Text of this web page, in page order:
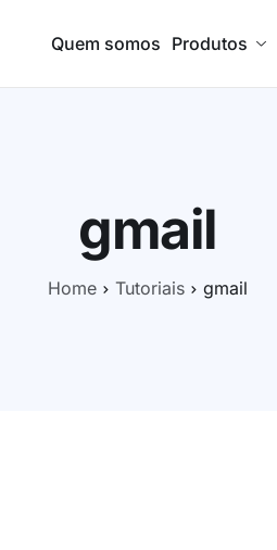
Quem somos Produtos
gmail
Home Tutoriais gmail